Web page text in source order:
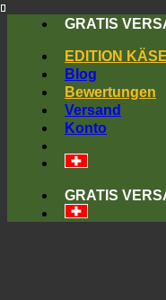
content
GRATIS
EDITION KÄSE
Blog
Bewertungen
Versand
Konto
GRATIS